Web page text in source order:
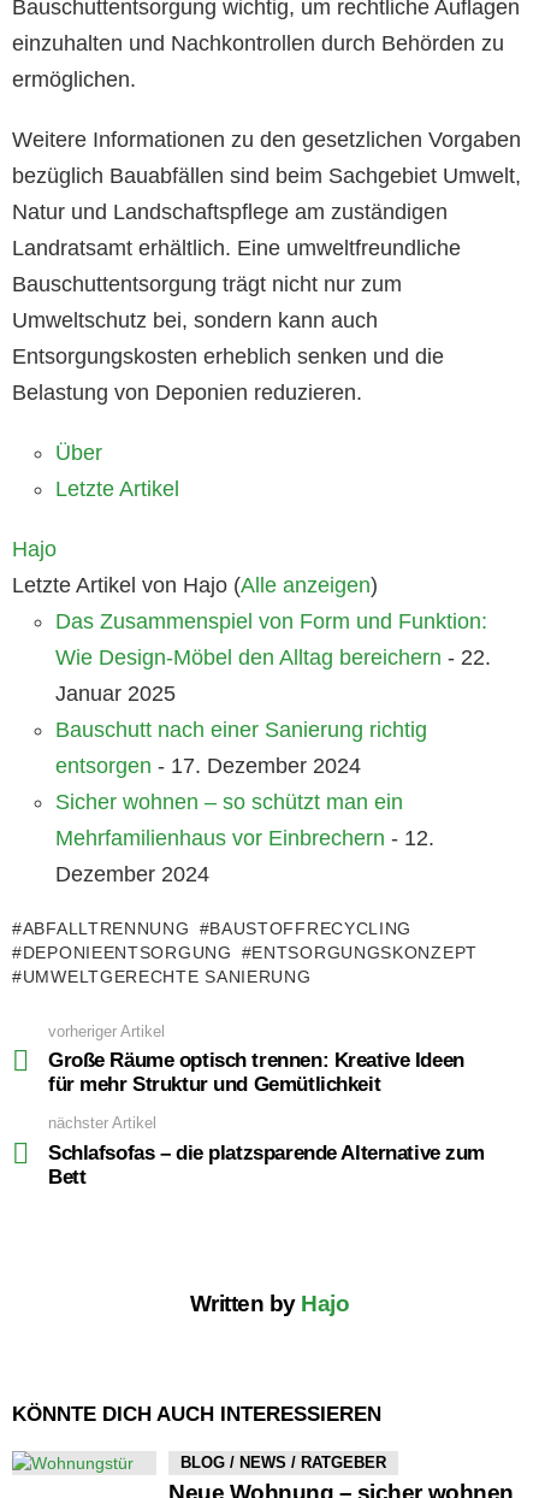
Bauschuttentsorgung wichtig, um rechtliche Auflagen
einzuhalten und Nachkontrollen durch Behörden zu
ermöglichen.
Weitere Informationen zu den gesetzlichen Vorgaben
bezüglich Bauabfällen sind beim Sachgebiet Umwelt,
Natur und Landschaftspflege am zuständigen
Landratsamt erhältlich. Eine umweltfreundliche
Bauschuttentsorgung trägt nicht nur zum
Umweltschutz bei, sondern kann auch
Entsorgungskosten erheblich senken und die
Belastung von Deponien reduzieren.
Über
Letzte Artikel
Hajo
Letzte Artikel von Hajo (Alle anzeigen)
Das Zusammenspiel von Form und Funktion:
Wie Design-Möbel den Alltag bereichern - 22.
Januar 2025
Bauschutt nach einer Sanierung richtig
entsorgen - 17. Dezember 2024
Sicher wohnen – so schützt man ein
Mehrfamilienhaus vor Einbrechern - 12.
Dezember 2024
ABFALLTRENNUNG
BAUSTOFFRECYCLING
DEPONIEENTSORGUNG
ENTSORGUNGSKONZEPT
UMWELTGERECHTE SANIERUNG
more
vorheriger Artikel
Große Räume optisch trennen: Kreative Ideen
für mehr Struktur und Gemütlichkeit
nächster Artikel
Schlafsofas – die platzsparende Alternative zum
Bett
Written by Hajo
KÖNNTE DICH AUCH INTERESSIEREN
BLOG / NEWS / RATGEBER
Neue Wohnung – sicher wohnen